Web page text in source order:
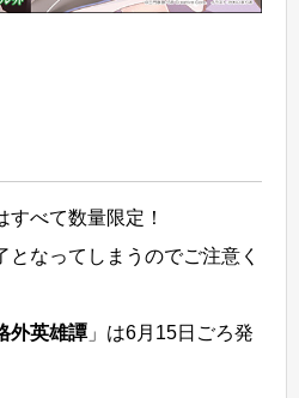
べて数量限定！
なってしまうのでご注意く
外英雄譚」は6月15日ごろ発